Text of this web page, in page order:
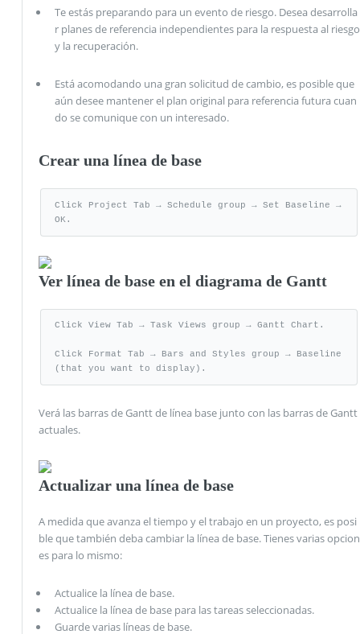
Te estás preparando para un evento de riesgo. Desea desarrolla
r planes de referencia independientes para la respuesta al riesgo
y la recuperación.
Está acomodando una gran solicitud de cambio, es posible que
aún desee mantener el plan original para referencia futura cuan
do se comunique con un interesado.
Crear una línea de base
Click Project Tab → Schedule group → Set Baseline →
OK.
Ver línea de base en el diagrama de Gantt
Click View Tab → Task Views group → Gantt Chart.
Click Format Tab → Bars and Styles group → Baseline
(that you want to display).
Verá las barras de Gantt de línea base junto con las barras de Gantt
actuales.
Actualizar una línea de base
A medida que avanza el tiempo y el trabajo en un proyecto, es posi
ble que también deba cambiar la línea de base. Tienes varias opcion
es para lo mismo:
Actualice la línea de base.
Actualice la línea de base para las tareas seleccionadas.
Guarde varias líneas de base.